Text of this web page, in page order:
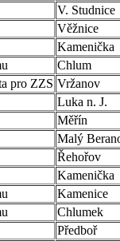
V. Studnice
Věžnice
Kamenička
Chlum
pro ZZS Vržanov
Luka n. J.
Měřín
Malý
Řehořov
Kamenička
Kamenice
Chlumek
Předboř